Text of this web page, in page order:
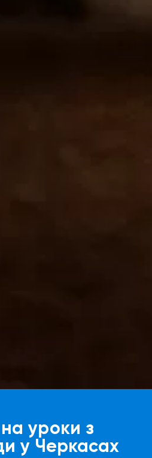
уроки з
у Черкасах